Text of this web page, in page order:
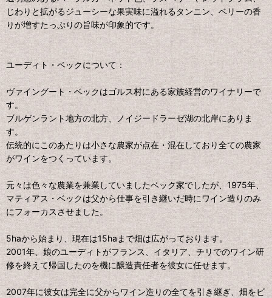
じわりと拡がるジューシーな果実味に溢れるタンニン、ベリーの香
りが増すたっぷりの旨味が印象的です。
ユーディト・ベックについて：
ヴァイングート・ベックはゴルス村にある家族経営のワイナリーで
す。
ブルゲンラント地方の北方、ノイジードラーゼ湖の北岸にありま
す。
伝統的にこのあたりは小さな農家が点在・混在しており全ての農家
がワインをつくっています。
元々は色々な農業を兼業していましたベック家でしたが、1975年、
マティアス・ベックは父から仕事を引き継いだ時にワイン造りのみ
にフォーカスさせました。
5haから始まり、現在は15haまで畑は広がっております。
2001年、娘のユーディトがフランス、イタリア、チリでのワイン研
修を終えて帰国したのを機に醸造責任者を彼女に任せます。
2007年に彼女は完全に父からワイン造りの全てを引き継ぎ、畑をビ